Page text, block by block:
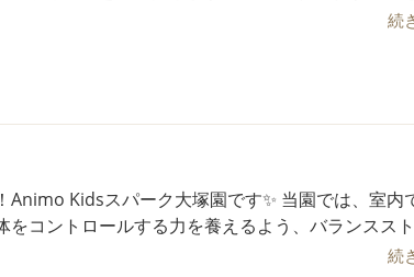
して過ごせるよう、一人ひとりのペースに寄り添
公式アカウントも是非ご覧ください🥰 系列園の
オープンしています🎈 皆さまとお会いできる日
はローラーが大人気！ 粘土の上にローラーをあて
白くて、みんな何度もローラーを転がして夢中に
んどん変わる不思議さを、時間を忘れてじっくりと
就園のお子さまも安心して過ごせるよう、一人ひ
た支援を行なっています😊 「少し気になるな」「
続
Kidsスパーク大塚園です✨ 当園では、室内でも子ど
をコントロールする力を養えるよう、バランスス
キット遊び」を定期的に取り入れています。 遊び
続